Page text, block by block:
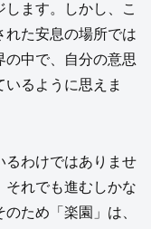
します。しかし、こ
れた安息の場所では
の中で、自分の意思
るように思えま
るわけではありませ
それでも進むしかな
ため「楽園」は、